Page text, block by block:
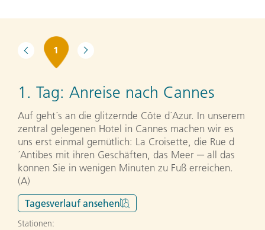
1
1. Tag: Anreise nach Cannes
Auf geht´s an die glitzernde Côte d´Azur. In unserem
zentral gelegenen Hotel in Cannes machen wir es
uns erst einmal gemütlich: La Croisette, die Rue d
´Antibes mit ihren Geschäften, das Meer ─ all das
können Sie in wenigen Minuten zu Fuß erreichen.
(A)
Tagesverlauf ansehen
Stationen: